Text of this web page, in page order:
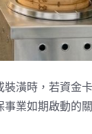
潢時，若資金
業如期啟動的